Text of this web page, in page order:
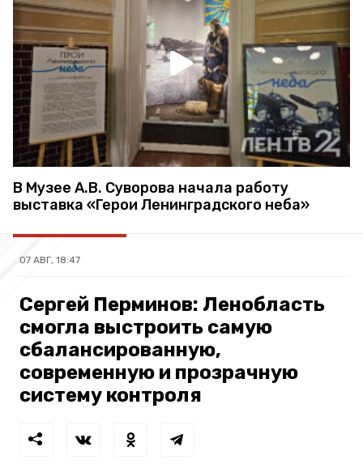
В Музее А.В. Суворова начала работу
выставка «Герои Ленинградского неба»
07 АВГ, 18:47
Сергей Перминов: Ленобласть
смогла выстроить самую
сбалансированную,
современную и прозрачную
систему контроля